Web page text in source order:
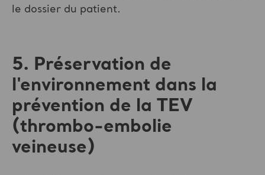
le dossier du patient.
5. Préservation de
l'environnement dans la
prévention de la TEV
(thrombo-embolie
veineuse)